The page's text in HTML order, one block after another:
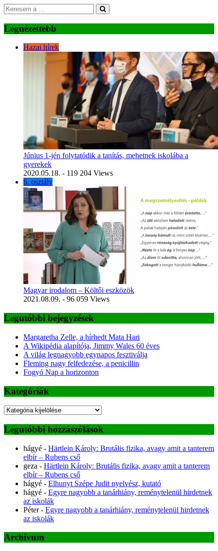
Legnézettebb
Hazai hírek
Június 1-jén folytatódik a tanítás, mehetnek iskolába a
gyerekek
2020.05.18. - 119 204 Views
6. osztály
Magyar irodalom – Költői eszközök
2021.08.09. - 96 059 Views
Legutóbbi bejegyzések
Margaretha Zelle, a hírhedt Mata Hari
A Wikipédia alapítója, Jimmy Wales 60 éves
A világ legnagyobb egynapos fesztiválja
Fleming nagy felfedezése, a penicillin
Fogyó Nap a horizonton
Kategóriák
Kategóriák
Legutóbbi hozzászólások
hágyé - Härtlein Károly: Brutális fizika, avagy amit a tanterem
elbír – Rubens cső
geza - Härtlein Károly: Brutális fizika, avagy amit a tanterem
elbír – Rubens cső
hágyé - Elhunyt Szépe Judit nyelvész, kutató
hágyé - Egyre nagyobb a tanárhiány, reménytelenül hirdetnek
az iskolák
Péter- Egyre nagyobb a tanárhiány, reménytelenül hirdetnek
az iskolák
Archívum